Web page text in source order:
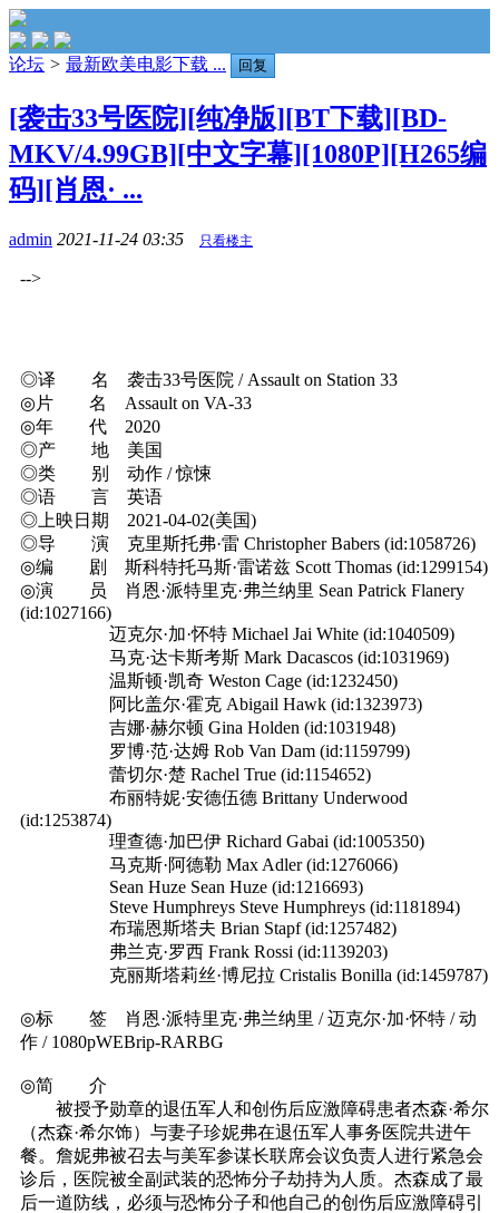
论坛 > 最新欧美电影下载 ... 回复
[袭击33号医院][纯净版][BT下载][BD-
MKV/4.99GB][中文字幕][1080P][H265编
码][肖恩· ...
admin 2021-11-24 03:35 只看楼主
-->
◎译 名 袭击33号医院 / Assault on Station 33
◎片 名 Assault on VA-33
◎年 代 2020
◎产 地 美国
◎类 别 动作 / 惊悚
◎语 言 英语
◎上映日期 2021-04-02(美国)
◎导 演 克里斯托弗·雷 Christopher Babers (id:1058726)
◎编 剧 斯科特托马斯·雷诺兹 Scott Thomas (id:1299154)
◎演 员 肖恩·派特里克·弗兰纳里 Sean Patrick Flanery
(id:1027166)
迈克尔·加·怀特 Michael Jai White (id:1040509)
马克·达卡斯考斯 Mark Dacascos (id:1031969)
温斯顿·凯奇 Weston Cage (id:1232450)
阿比盖尔·霍克 Abigail Hawk (id:1323973)
吉娜·赫尔顿 Gina Holden (id:1031948)
罗博·范·达姆 Rob Van Dam (id:1159799)
蕾切尔·楚 Rachel True (id:1154652)
布丽特妮·安德伍德 Brittany Underwood
(id:1253874)
理查德·加巴伊 Richard Gabai (id:1005350)
马克斯·阿德勒 Max Adler (id:1276066)
Sean Huze Sean Huze (id:1216693)
Steve Humphreys Steve Humphreys (id:1181894)
布瑞恩斯塔夫 Brian Stapf (id:1257482)
弗兰克·罗西 Frank Rossi (id:1139203)
克丽斯塔莉丝·博尼拉 Cristalis Bonilla (id:1459787)
◎标 签 肖恩·派特里克·弗兰纳里 / 迈克尔·加·怀特 / 动
作 / 1080pWEBrip-RARBG
◎简 介
被授予勋章的退伍军人和创伤后应激障碍患者杰森·希尔
（杰森·希尔饰）与妻子珍妮弗在退伍军人事务医院共进午
餐。詹妮弗被召去与美军参谋长联席会议负责人进行紧急会
诊后，医院被全副武装的恐怖分子劫持为人质。杰森成了最
后一道防线，必须与恐怖分子和他自己的创伤后应激障碍引